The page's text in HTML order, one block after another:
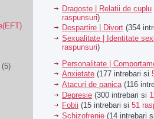
(5)
Dragoste | Relatii de cuplu
raspunsuri)
Despartire | Divort (354
Sexualitate | Identitate
raspunsuri)
Personalitate |
Anxietate (177 intrebari si
Atacuri de panica(116
Depresie (300 intrebari si
Fobii (15 intrebari si 51
Schizofrenie (14 intrebari si